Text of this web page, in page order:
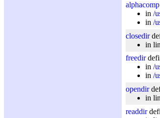
alphacomp
in /
in /
closedir
in
freedir
in /
in /
opendir
in
readdir